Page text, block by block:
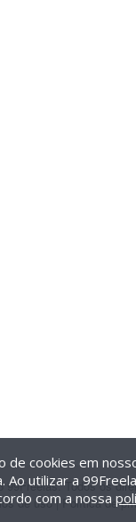
99Freelas. Todos os
de uso| Política de
de cookies em
Ao utilizar a
com a nossa